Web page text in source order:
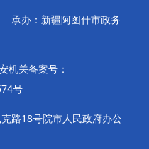
承办：新疆阿图什市政务
机关备案号：
号
路18号院市人民政府办公